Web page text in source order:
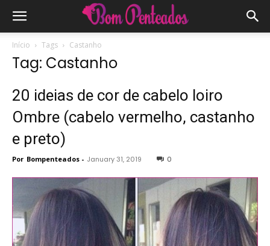
Início Tags Castanho
Tag: Castanho
20 ideias de cor de cabelo loiro
Ombre (cabelo vermelho, castanho
e preto)
Por Bompenteados - January 31, 2019 0